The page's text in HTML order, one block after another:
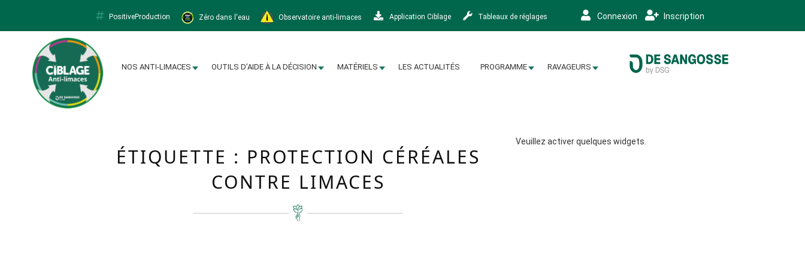
PositiveProduction Zéro dans l'eau Observatoire anti-limaces Application Ciblage Tableaux de réglages Connexion Inscription
NOS ANTI-LIMACES OUTILS D’AIDE À LA DÉCISION MATÉRIELS LES ACTUALITÉS PROGRAMME RAVAGEURS
ÉTIQUETTE : PROTECTION CÉRÉALES
CONTRE LIMACES
Veuillez activer quelques widgets.